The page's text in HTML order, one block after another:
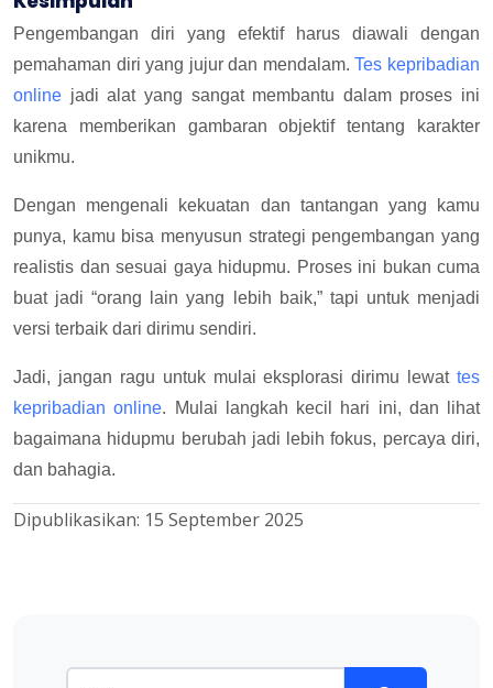
Pengembangan diri yang efektif harus diawali dengan
pemahaman diri yang jujur dan mendalam.Tes kepribadian
online jadi alat yang sangat membantu dalam proses ini
karena memberikan gambaran objektif tentang karakter
unikmu.
Dengan mengenali kekuatan dan tantangan yang kamu
punya, kamu bisa menyusun strategi pengembangan yang
realistis dan sesuai gaya hidupmu. Proses ini bukan cuma
buat jadi “orang lain yang lebih baik,” tapi untuk menjadi
versi terbaik dari dirimu sendiri.
Jadi, jangan ragu untuk mulai eksplorasi dirimu lewat tes
kepribadian online. Mulai langkah kecil hari ini, dan lihat
bagaimana hidupmu berubah jadi lebih fokus, percaya diri,
dan bahagia.
Dipublikasikan: 15 September 2025